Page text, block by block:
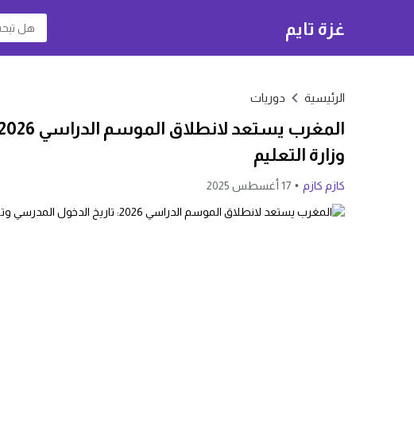
غزة تايم
الرئيسية دوريات
وزارة التعليم
كازم كازم 17 أغسطس 2025